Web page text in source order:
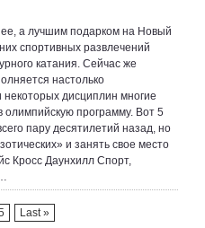
а лучшим подарком на Новый
спортивных развлечений
катания. Сейчас же
настолько
дисциплин многие
олимпийскую программу. Вот 5
пару десятилетий назад, но
и занять свое место
Кросс Даунхилл Спорт,
Last »